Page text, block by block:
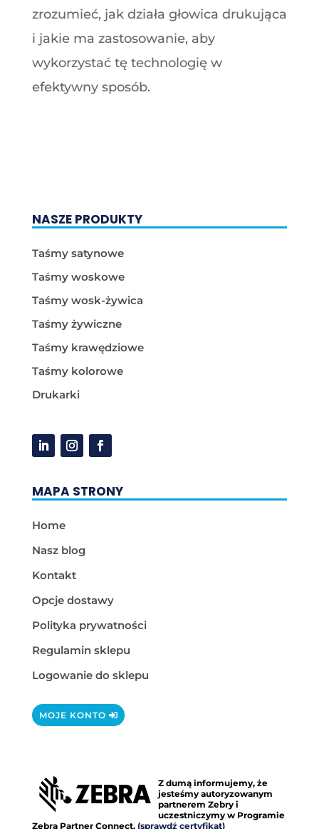
zrozumieć, jak działa głowica drukująca
i jakie ma zastosowanie, aby
wykorzystać tę technologię w
efektywny sposób.
NASZE PRODUKTY
Taśmy satynowe
Taśmy woskowe
Taśmy wosk-żywica
Taśmy żywiczne
Taśmy krawędziowe
Taśmy kolorowe
Drukarki
MAPA STRONY
Home
Nasz blog
Kontakt
Opcje dostawy
Polityka prywatności
Regulamin sklepu
Logowanie do sklepu
MOJE KONTO
Z dumą informujemy, że
jesteśmy autoryzowanym
partnerem Zebry i
uczestniczymy w Programie
Zebra Partner Connect. (sprawdź certyfikat)